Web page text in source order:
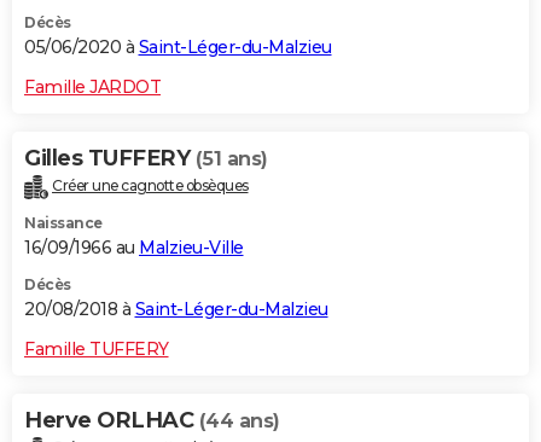
Décès
05/06/2020 à Saint-Léger-du-Malzieu
Famille JARDOT
Gilles TUFFERY (51 ans)
Créer une cagnotte obsèques
Naissance
16/09/1966 au Malzieu-Ville
Décès
20/08/2018 à Saint-Léger-du-Malzieu
Famille TUFFERY
Herve ORLHAC (44 ans)